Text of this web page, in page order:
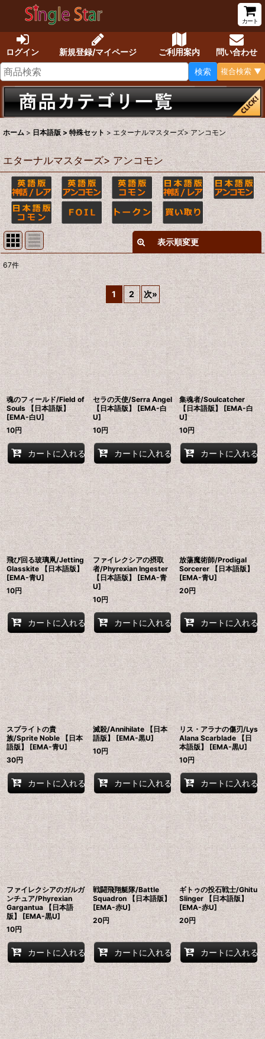
カート
ログイン 新規登録/マイページ ご利用案内
問い合わせ
検索
複合検索 ▼
ホーム > 日本語版 > 特殊セット > エターナルマスターズ> アンコモン
エターナルマスターズ> アンコモン
表示順変更
表示数 :
在庫あり
並び順:
絞り込む
67件
1 2 次»
魂のフィールド/Field of
Souls 【日本語版】
[EMA-白U]
10円
カートに入れる
セラの天使/Serra Angel
【日本語版】 [EMA-白
U]
10円
カートに入れる
集魂者/Soulcatcher
【日本語版】 [EMA-白
U]
10円
カートに入れる
飛び回る玻璃凧/Jetting
Glasskite 【日本語版】
[EMA-青U]
10円
カートに入れる
ファイレクシアの摂取
者/Phyrexian Ingester
【日本語版】 [EMA-青
U]
10円
カートに入れる
放蕩魔術師/Prodigal
Sorcerer 【日本語版】
[EMA-青U]
20円
カートに入れる
スプライトの貴
族/Sprite Noble 【日本
語版】 [EMA-青U]
30円
カートに入れる
滅殺/Annihilate 【日本
語版】 [EMA-黒U]
10円
カートに入れる
リス・アラナの傷刃/Lys
Alana Scarblade 【日
本語版】 [EMA-黒U]
10円
カートに入れる
ファイレクシアのガルガ
ンチュア/Phyrexian
Gargantua 【日本語
版】 [EMA-黒U]
10円
カートに入れる
戦闘飛翔艇隊/Battle
Squadron 【日本語版】
[EMA-赤U]
20円
カートに入れる
ギトゥの投石戦士/Ghitu
Slinger 【日本語版】
[EMA-赤U]
20円
カートに入れる